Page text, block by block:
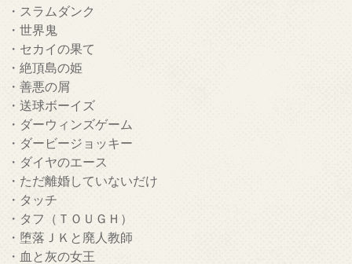
・スラムダンク
・世界鬼
・セカイの果て
・絶頂島の姫
・善悪の屑
・送球ボーイズ
・ダーウィンズゲーム
・ダービージョッキー
・ダイヤのエース
・ただ離婚していないだけ
・タッチ
・タフ（ＴＯＵＧＨ）
・堕落ＪＫと廃人教師
・血と灰の女王